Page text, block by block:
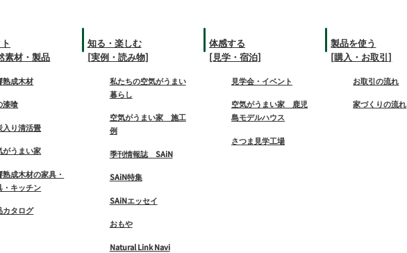
素材・製品
熟成木材
漆喰
入り清活畳
がうまい家
熟成木材の家具・
・キッチン
カタログ
知る・楽しむ
[実例・読み物]
私たちの空気がうまい
暮らし
空気がうまい家 施工
例
季刊情報誌 SAiN
SAiN特集
SAiNエッセイ
おもや
Natural Link Navi
体感する
[見学・宿泊]
見学会・イベント
空気がうまい家 鹿児
島モデルハウス
さつま見学工場
製品を使う
[購入・お取引]
お取引の流れ
家づくりの流れ